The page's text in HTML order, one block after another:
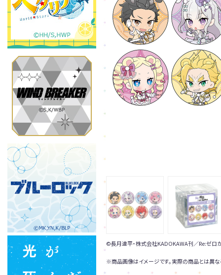
©長月達平・株式会社KADOKAWA刊／Re:ゼロ
※商品画像はイメージです。実際の商品とは異な